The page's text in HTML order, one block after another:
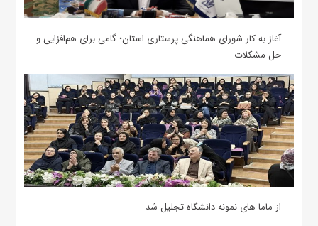
آغاز به کار شورای هماهنگی پرستاری استان؛ گامی برای هم‌افزایی و
حل مشکلات
از ماما های نمونه دانشگاه تجلیل شد